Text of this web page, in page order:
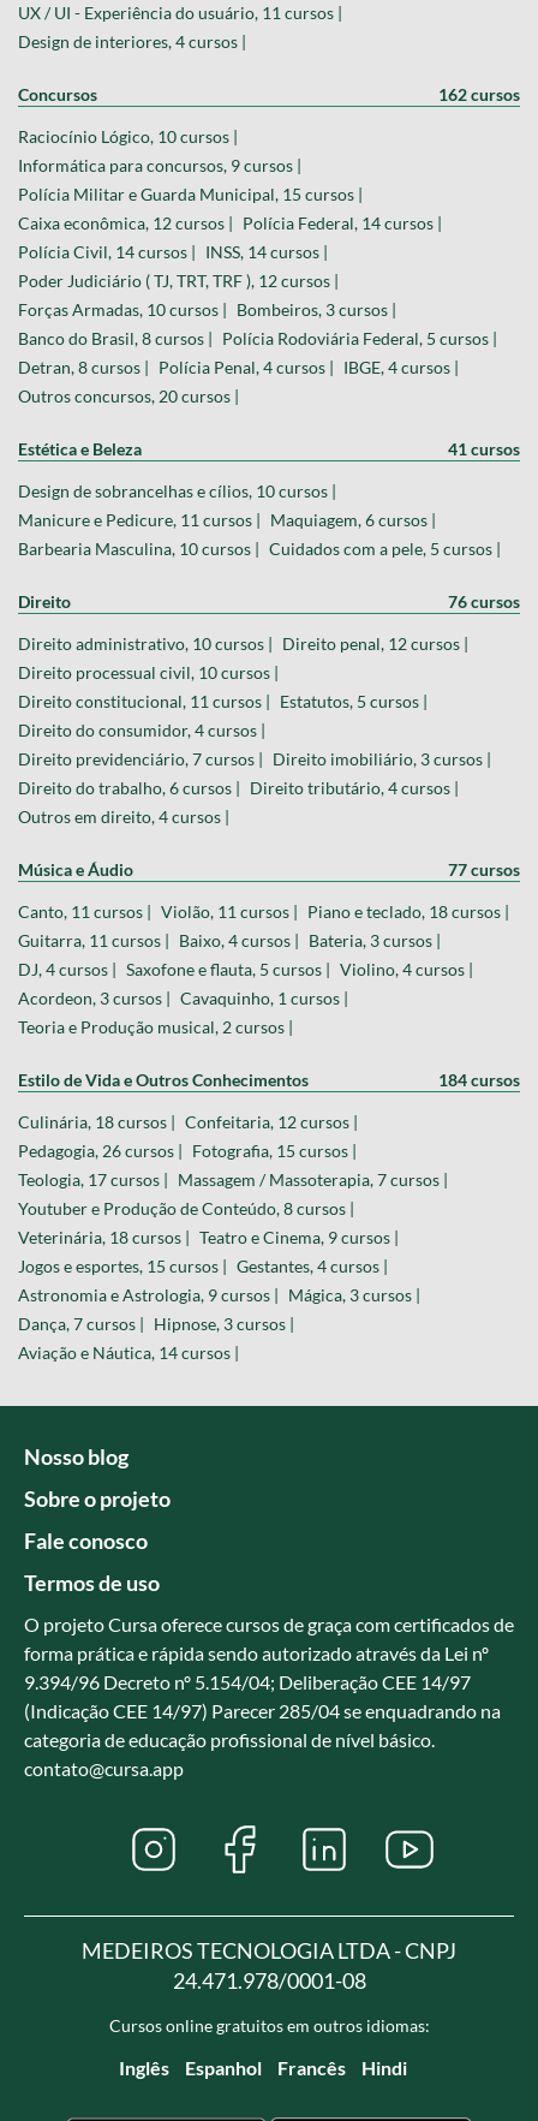
UX / UI - Experiência do usuário, 11 cursos |
Design de interiores, 4 cursos |
Concursos 162 cursos
Raciocínio Lógico, 10 cursos |
Informática para concursos, 9 cursos |
Polícia Militar e Guarda Municipal, 15 cursos |
Caixa econômica, 12 cursos | Polícia Federal, 14 cursos |
Polícia Civil, 14 cursos | INSS, 14 cursos |
Poder Judiciário ( TJ, TRT, TRF ), 12 cursos |
Forças Armadas, 10 cursos | Bombeiros, 3 cursos |
Banco do Brasil, 8 cursos | Polícia Rodoviária Federal, 5 cursos |
Detran, 8 cursos | Polícia Penal, 4 cursos | IBGE, 4 cursos |
Outros concursos, 20 cursos |
Estética e Beleza 41 cursos
Design de sobrancelhas e cílios, 10 cursos |
Manicure e Pedicure, 11 cursos | Maquiagem, 6 cursos |
Barbearia Masculina, 10 cursos | Cuidados com a pele, 5 cursos |
Direito 76 cursos
Direito administrativo, 10 cursos | Direito penal, 12 cursos |
Direito processual civil, 10 cursos |
Direito constitucional, 11 cursos | Estatutos, 5 cursos |
Direito do consumidor, 4 cursos |
Direito previdenciário, 7 cursos | Direito imobiliário, 3 cursos |
Direito do trabalho, 6 cursos | Direito tributário, 4 cursos |
Outros em direito, 4 cursos |
Música e Áudio 77 cursos
Canto, 11 cursos | Violão, 11 cursos | Piano e teclado, 18 cursos |
Guitarra, 11 cursos | Baixo, 4 cursos | Bateria, 3 cursos |
DJ, 4 cursos | Saxofone e flauta, 5 cursos | Violino, 4 cursos |
Acordeon, 3 cursos | Cavaquinho, 1 cursos |
Teoria e Produção musical, 2 cursos |
Estilo de Vida e Outros Conhecimentos 184 cursos
Culinária, 18 cursos | Confeitaria, 12 cursos |
Pedagogia, 26 cursos | Fotografia, 15 cursos |
Teologia, 17 cursos | Massagem / Massoterapia, 7 cursos |
Youtuber e Produção de Conteúdo, 8 cursos |
Veterinária, 18 cursos | Teatro e Cinema, 9 cursos |
Jogos e esportes, 15 cursos | Gestantes, 4 cursos |
Astronomia e Astrologia, 9 cursos | Mágica, 3 cursos |
Dança, 7 cursos | Hipnose, 3 cursos |
Aviação e Náutica, 14 cursos |
Nosso blog
Sobre o projeto
Fale conosco
Termos de uso
O projeto Cursa oferece cursos de graça com certificados de
forma prática e rápida sendo autorizado através da Lei nº
9.394/96 Decreto nº 5.154/04; Deliberação CEE 14/97
(Indicação CEE 14/97) Parecer 285/04 se enquadrando na
categoria de educação profissional de nível básico.
contato@cursa.app
MEDEIROS TECNOLOGIA LTDA - CNPJ
24.471.978/0001-08
Cursos online gratuitos em outros idiomas:
Inglês Espanhol Francês Hindi